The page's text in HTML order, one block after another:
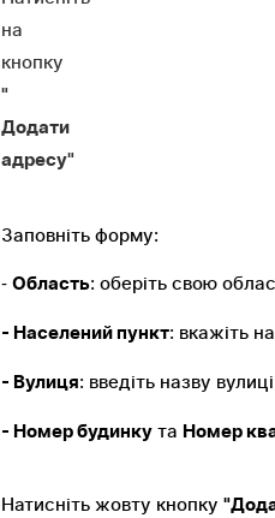
на
кнопку
"
Додати
адресу"
Заповніть форму:
​- Область: оберіть свою
- Населений пункт: вкажіть
- Вулиця: введіть назву
- Номер будинку та Номер
Натисніть жовту кнопку